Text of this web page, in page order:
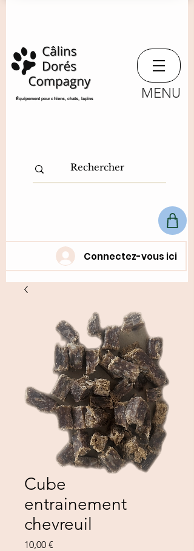
​Équipement pour chiens, chats, lapins MENU
Connectez-vous ici
Cube
entrainement
chevreuil
10,00 €